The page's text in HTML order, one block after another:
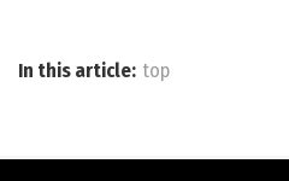
In this article: top